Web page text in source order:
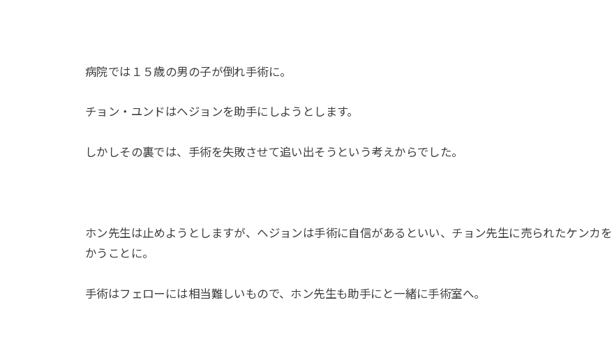
病院では１５歳の男の子が倒れ手術に。
チョン・ユンドはヘジョンを助手にしようとします。
しかしその裏では、手術を失敗させて追い出そうという考えからでした。
ホン先生は止めようとしますが、ヘジョンは手術に自信があるといい、チョン先生に売られたケンカを
かうことに。
手術はフェローには相当難しいもので、ホン先生も助手にと一緒に手術室へ。